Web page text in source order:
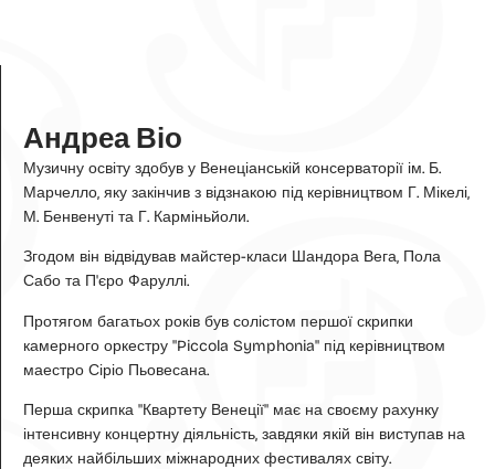
Андреа Віо
Музичну освіту здобув у Венеціанській консерваторії ім. Б.
Марчелло, яку закінчив з відзнакою під керівництвом Г. Мікелі,
М. Бенвенуті та Г. Карміньйоли.
Згодом він відвідував майстер-класи Шандора Вега, Пола
Сабо та П'єро Фаруллі.
Протягом багатьох років був солістом першої скрипки
камерного оркестру "Piccola Symphonia" під керівництвом
маестро Сіріо Пьовесана.
Перша скрипка "Квартету Венеції" має на своєму рахунку
інтенсивну концертну діяльність, завдяки якій він виступав на
деяких найбільших міжнародних фестивалях світу.